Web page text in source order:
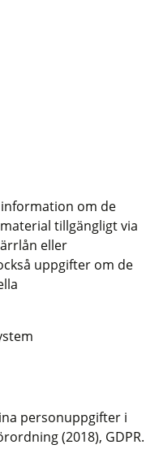
om de
tillgängligt via
eller
uppgifter om de
personuppgifter i
(2018), GDPR.